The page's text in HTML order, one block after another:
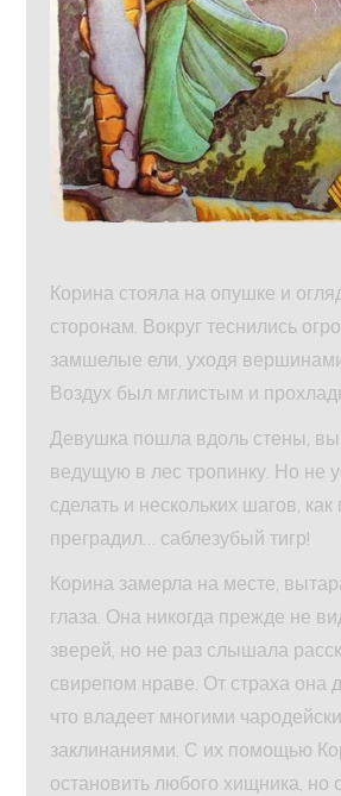
Корина стояла на опушке и
сторонам. Вокруг теснились
замшелые ели, уходя
Воздух был мглистым и
Девушка пошла вдоль стены,
ведущую в лес тропинку. Но не
сделать и нескольких шагов, как
преградил… саблезубый тигр!
Корина замерла на месте,
глаза. Она никогда прежде не
зверей, но не раз слышала
свирепом нраве. От страха она
что владеет многими
заклинаниями. С их помощью
остановить любого хищника, но